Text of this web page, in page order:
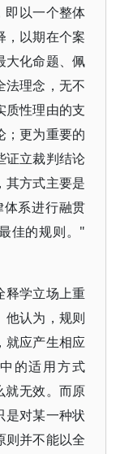
即以一个整体
，以期在个案
大化命题、佩
法理念，无不
质性理由的支
；更为重要的
证立裁判结论
其方式主要是
系进行融贯
佳的规则。"
释学立场上重
他认为，规则
就应产生相应
的适用方式
就无效。而原
是对某一种状
则并不能以全